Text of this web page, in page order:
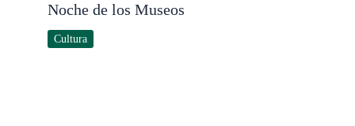
Noche de los Museos
Cultura